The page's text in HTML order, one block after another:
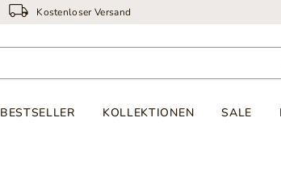
Kostenloser Versand
BESTSELLER KOLLEKTIONEN SALE